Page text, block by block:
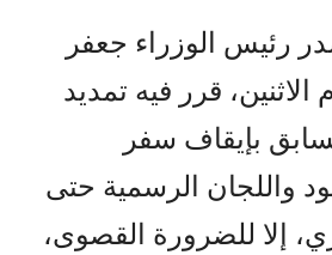
رئيس الوزراء جعفر
الاثنين، قرر فيه تمديد
بإيقاف سفر
واللجان الرسمية حتى
إلا للضرورة القصوى،